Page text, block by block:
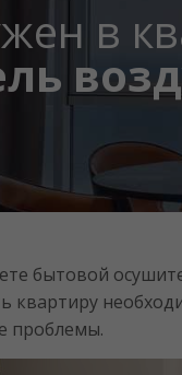
в
бытовой
квартиру
проблемы.